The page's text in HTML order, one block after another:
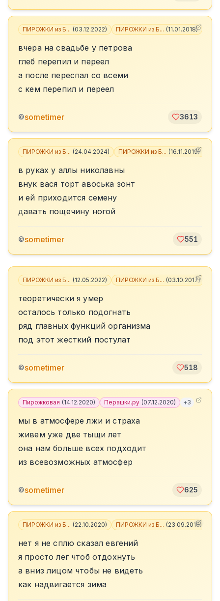
ПИРОЖКИ из Б... (03.12.2022) ПИРОЖКИ из Б... (11.01.2018)
вчера на свадьбе у петрова
глеб перепил и переел
а после переспал со всеми
с кем перепил и переел
©sometimer 3613
ПИРОЖКИ из Б... (24.04.2024) ПИРОЖКИ из Б... (16.11.2019)
в руках у аллы николавны
внук вася торт авоська зонт
и ей приходится семену
давать пощечину ногой
©sometimer 551
ПИРОЖКИ из Б... (12.05.2022) ПИРОЖКИ из Б... (03.10.2017)
теоретически я умер
осталось только подогнать
ряд главных функций организма
под этот жесткий постулат
©sometimer 518
Пирожковая (14.12.2020) Перашки.ру (07.12.2020) +3
мы в атмосфере лжи и страха
живем уже две тыщи лет
она нам больше всех подходит
из всевозможных атмосфер
©sometimer 625
ПИРОЖКИ из Б... (22.10.2020) ПИРОЖКИ из Б... (23.09.2016)
нет я не сплю сказал евгений
я просто лег чтоб отдохнуть
а вниз лицом чтобы не видеть
как надвигается зима